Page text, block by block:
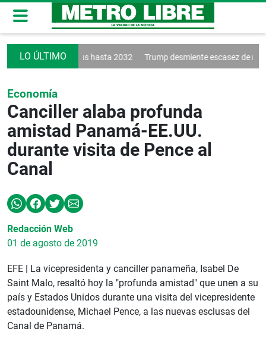
renueva a Vinícius hasta 2032 Trump desmiente escasez de
Economía
Canciller alaba profunda
amistad Panamá-EE.UU.
durante visita de Pence al
Canal
Redacción Web
01 de agosto de 2019
EFE | La vicepresidenta y canciller panameña, Isabel De
Saint Malo, resaltó hoy la "profunda amistad" que unen a su
país y Estados Unidos durante una visita del vicepresidente
estadounidense, Michael Pence, a las nuevas esclusas del
Canal de Panamá.